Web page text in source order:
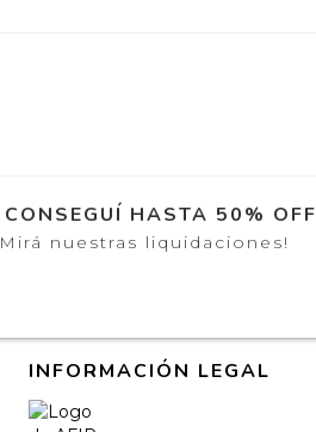
CONSEGUÍ HASTA 50% OFF
Mirá nuestras liquidaciones!
INFORMACIÓN LEGAL